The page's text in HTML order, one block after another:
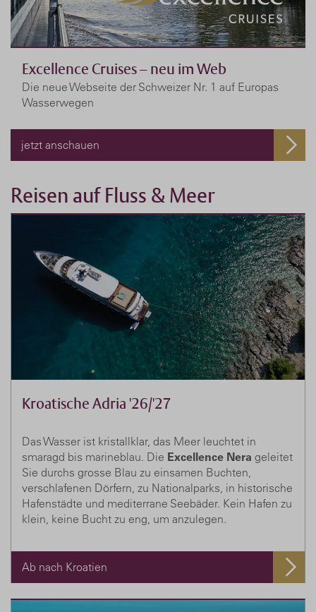
Excellence Cruises – neu im Web
Die neue Webseite der Schweizer Nr. 1 auf Europas
Wasserwegen
jetzt anschauen
Reisen auf Fluss & Meer
Kroatische Adria '26/'27
Das Wasser ist kristallklar, das Meer leuchtet in
smaragd bis marineblau. Die Excellence Nera geleitet
Sie durchs grosse Blau zu einsamen Buchten,
verschlafenen Dörfern, zu Nationalparks, in historische
Hafenstädte und mediterrane Seebäder. Kein Hafen zu
klein, keine Bucht zu eng, um anzulegen.
Ab nach Kroatien